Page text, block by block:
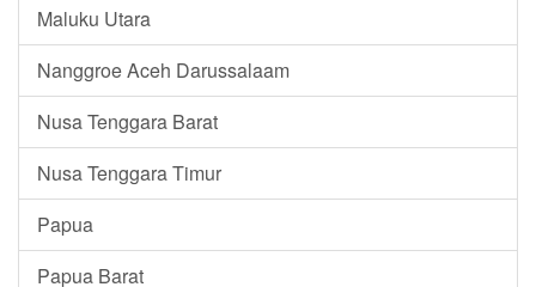
Maluku Utara
Nanggroe Aceh Darussalaam
Nusa Tenggara Barat
Nusa Tenggara Timur
Papua
Papua Barat